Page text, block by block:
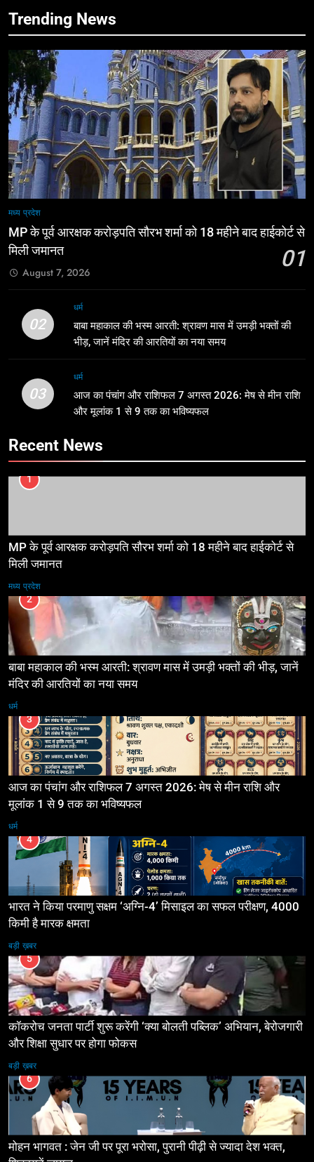
Trending News
मध्य प्रदेश
MP के पूर्व आरक्षक करोड़पति सौरभ शर्मा को 18 महीने बाद हाईकोर्ट से
मिली जमानत
01
August 7, 2026
02
धर्म
बाबा महाकाल की भस्म आरती: श्रावण मास में उमड़ी भक्तों की
भीड़, जानें मंदिर की आरतियों का नया समय
03
धर्म
आज का पंचांग और राशिफल 7 अगस्त 2026: मेष से मीन राशि
और मूलांक 1 से 9 तक का भविष्यफल
Recent News
1
MP के पूर्व आरक्षक करोड़पति सौरभ शर्मा को 18 महीने बाद हाईकोर्ट से
मिली जमानत
मध्य प्रदेश
2
बाबा महाकाल की भस्म आरती: श्रावण मास में उमड़ी भक्तों की भीड़, जानें
मंदिर की आरतियों का नया समय
धर्म
3
आज का पंचांग और राशिफल 7 अगस्त 2026: मेष से मीन राशि और
मूलांक 1 से 9 तक का भविष्यफल
धर्म
4
भारत ने किया परमाणु सक्षम ‘अग्नि-4’ मिसाइल का सफल परीक्षण, 4000
किमी है मारक क्षमता
बड़ी ख़बर
5
कॉकरोच जनता पार्टी शुरू करेंगी ‘क्या बोलती पब्लिक’ अभियान, बेरोजगारी
और शिक्षा सुधार पर होगा फोकस
बड़ी ख़बर
6
मोहन भागवत : जेन जी पर पूरा भरोसा, पुरानी पीढ़ी से ज्यादा देश भक्त,